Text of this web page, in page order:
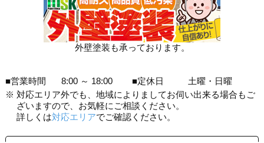
外壁塗装も承っております。
■営業時間 8:00 ～ 18:00 ■定休日
土曜・日曜
※ 対応エリア外でも、地域によりましてお伺い出来る場合もご
ざいますので、お気軽にご相談ください。
詳しくは対応エリアでご確認ください。